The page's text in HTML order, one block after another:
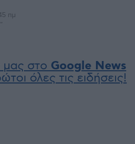
πμ
στο Google News
όλες τις ειδήσεις!